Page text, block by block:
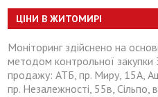
ЦІНИ В ЖИТОМИРІ
Моніторинг здійснено на
методом контрольної закупки
продажу: АТБ, пр. Миру, 15А,
пр. Незалежності, 55в, Сільпо,